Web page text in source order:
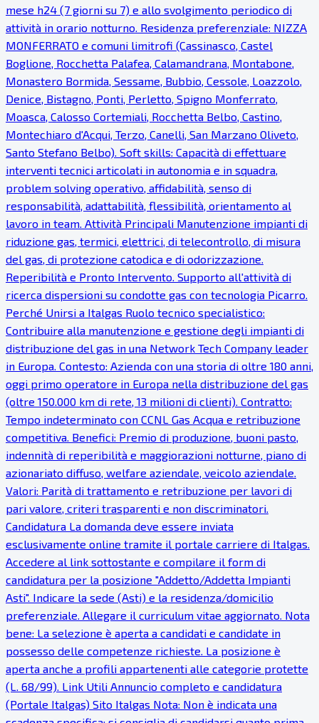
mese h24 (7 giorni su 7) e allo svolgimento periodico di
attività in orario notturno. Residenza preferenziale: NIZZA
MONFERRATO e comuni limitrofi (Cassinasco, Castel
Boglione, Rocchetta Palafea, Calamandrana, Montabone,
Monastero Bormida, Sessame, Bubbio, Cessole, Loazzolo,
Denice, Bistagno, Ponti, Perletto, Spigno Monferrato,
Moasca, Calosso Cortemiali, Rocchetta Belbo, Castino,
Montechiaro d'Acqui, Terzo, Canelli, San Marzano Oliveto,
Santo Stefano Belbo). Soft skills: Capacità di effettuare
interventi tecnici articolati in autonomia e in squadra,
problem solving operativo, affidabilità, senso di
responsabilità, adattabilità, flessibilità, orientamento al
lavoro in team. Attività Principali Manutenzione impianti di
riduzione gas, termici, elettrici, di telecontrollo, di misura
del gas, di protezione catodica e di odorizzazione.
Reperibilità e Pronto Intervento. Supporto all'attività di
ricerca dispersioni su condotte gas con tecnologia Picarro.
Perché Unirsi a Italgas Ruolo tecnico specialistico:
Contribuire alla manutenzione e gestione degli impianti di
distribuzione del gas in una Network Tech Company leader
in Europa. Contesto: Azienda con una storia di oltre 180 anni,
oggi primo operatore in Europa nella distribuzione del gas
(oltre 150.000 km di rete, 13 milioni di clienti). Contratto:
Tempo indeterminato con CCNL Gas Acqua e retribuzione
competitiva. Benefici: Premio di produzione, buoni pasto,
indennità di reperibilità e maggiorazioni notturne, piano di
azionariato diffuso, welfare aziendale, veicolo aziendale.
Valori: Parità di trattamento e retribuzione per lavori di
pari valore, criteri trasparenti e non discriminatori.
Candidatura La domanda deve essere inviata
esclusivamente online tramite il portale carriere di Italgas.
Accedere al link sottostante e compilare il form di
candidatura per la posizione "Addetto/Addetta Impianti
Asti". Indicare la sede (Asti) e la residenza/domicilio
preferenziale. Allegare il curriculum vitae aggiornato. Nota
bene: La selezione è aperta a candidati e candidate in
possesso delle competenze richieste. La posizione è
aperta anche a profili appartenenti alle categorie protette
(L. 68/99). Link Utili Annuncio completo e candidatura
(Portale Italgas) Sito Italgas Nota: Non è indicata una